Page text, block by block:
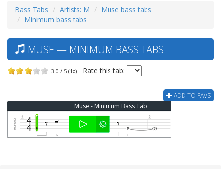
Bass Tabs Artists: M
Muse bass tabs
Minimum bass tabs
MUSE — MINIMUM BASS TABS
3.0 / 5 (1x) Rate this tab:
ADD TO FAVS
Muse - Minimum Bass Tab